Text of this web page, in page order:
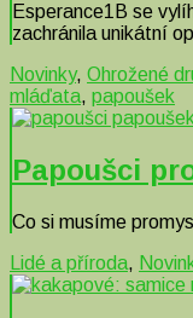
Esperance1B se
zachránila unikátní
Novinky, Ohrožené
mláďata, papoušek
Papoušci
Co si musíme
Lidé a příroda,